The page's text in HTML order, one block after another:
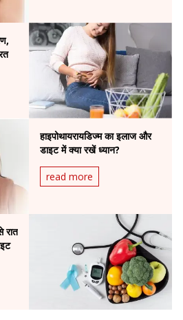
हाइपोथायरायडिज्म का इलाज और
डाइट में क्या रखें ध्यान?
read more
रात